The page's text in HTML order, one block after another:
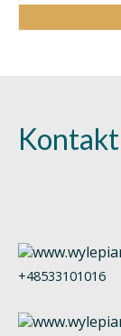
Kontakt
+48533101016